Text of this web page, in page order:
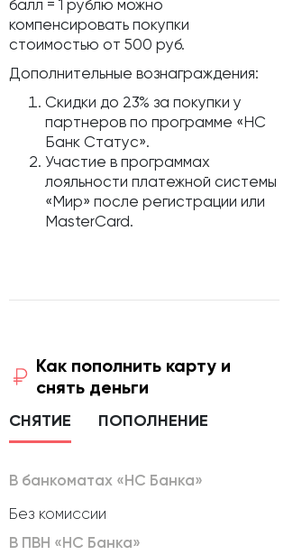
балл = 1 рублю можно
компенсировать покупки
стоимостью от 500 руб.
Дополнительные вознаграждения:
Скидки до 23% за покупки у
партнеров по программе «НС
Банк Статус».
Участие в программах
лояльности платежной системы
«Мир» после регистрации или
MasterCard.
Как пополнить карту и
снять деньги
СНЯТИЕ ПОПОЛНЕНИЕ
В банкоматах «НС Банка»
Без комиссии
В ПВН «НС Банка»